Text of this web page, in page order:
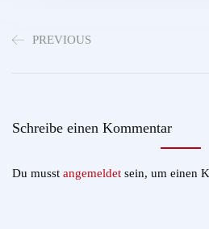
PREVIOUS
Schreibe einen Kommentar
Du musst angemeldet sein, um einen